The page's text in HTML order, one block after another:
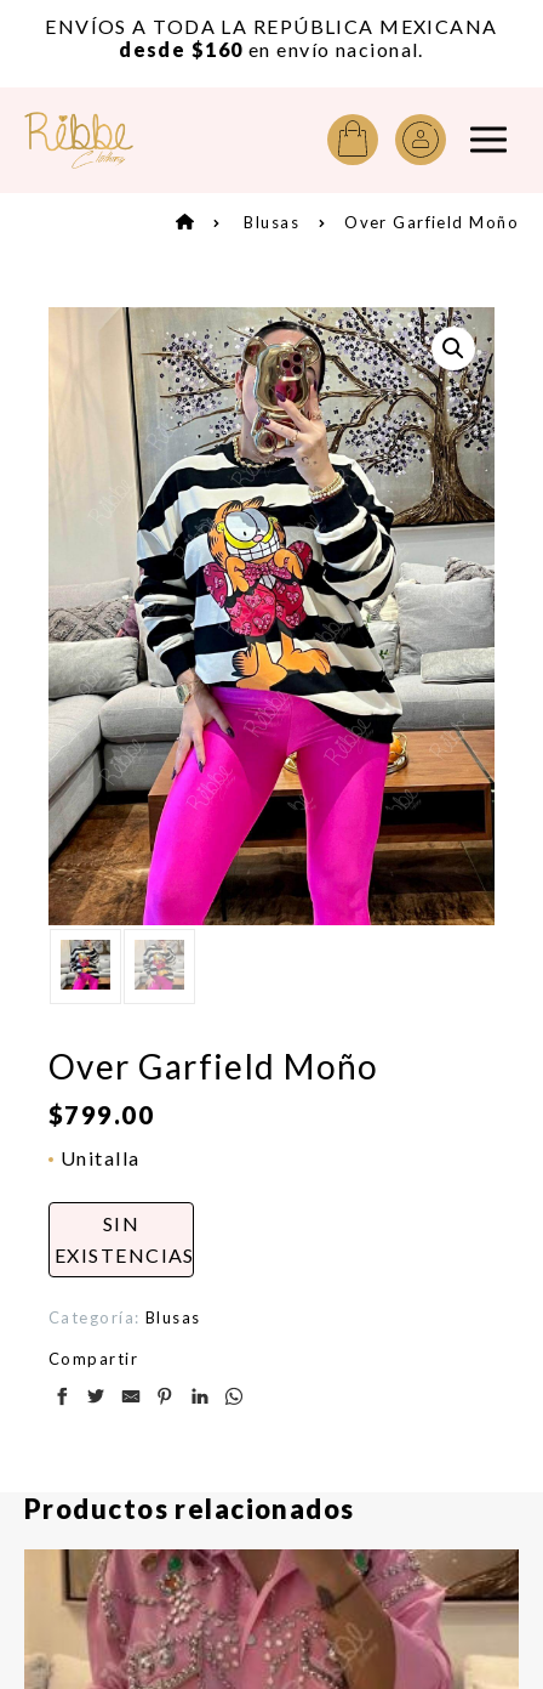
ENVÍOS A TODA LA REPÚBLICA MEXICANA
desde $160 en envío nacional.
Blusas Over Garfield Moño
Over Garfield Moño
$799.00
Unitalla
SIN
EXISTENCIAS
Categoría: Blusas
Compartir
Productos relacionados